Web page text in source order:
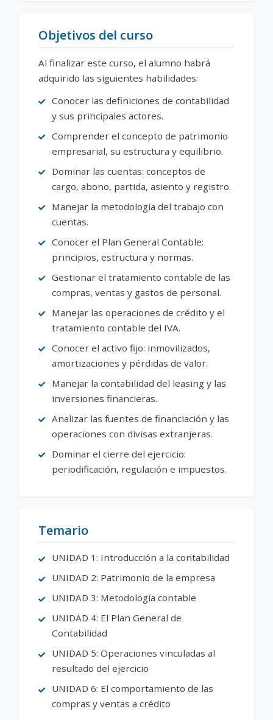
Objetivos del curso
Al finalizar este curso, el alumno habrá
adquirido las siguientes habilidades:
Conocer las definiciones de contabilidad
y sus principales actores.
Comprender el concepto de patrimonio
empresarial, su estructura y equilibrio.
Dominar las cuentas: conceptos de
cargo, abono, partida, asiento y registro.
Manejar la metodología del trabajo con
cuentas.
Conocer el Plan General Contable:
principios, estructura y normas.
Gestionar el tratamiento contable de las
compras, ventas y gastos de personal.
Manejar las operaciones de crédito y el
tratamiento contable del IVA.
Conocer el activo fijo: inmovilizados,
amortizaciones y pérdidas de valor.
Manejar la contabilidad del leasing y las
inversiones financieras.
Analizar las fuentes de financiación y las
operaciones con divisas extranjeras.
Dominar el cierre del ejercicio:
periodificación, regulación e impuestos.
Temario
UNIDAD 1: Introducción a la contabilidad
UNIDAD 2: Patrimonio de la empresa
UNIDAD 3: Metodología contable
UNIDAD 4: El Plan General de
Contabilidad
UNIDAD 5: Operaciones vinculadas al
resultado del ejercicio
UNIDAD 6: El comportamiento de las
compras y ventas a crédito